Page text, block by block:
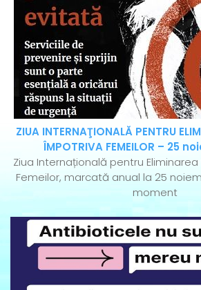
ZIUA INTERNAŢIONALĂ PENTRU
ÎMPOTRIVA FEMEILOR – 25
Ziua Internațională pentru
Femeilor, marcată anual la 25
moment